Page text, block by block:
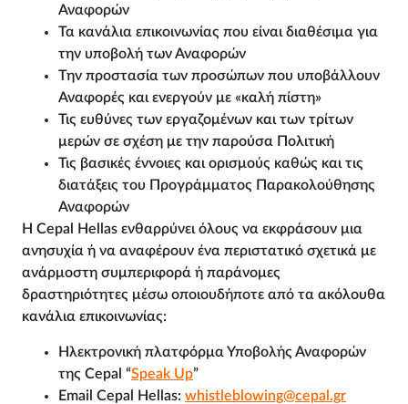
Αναφορών
Τα κανάλια επικοινωνίας που είναι διαθέσιμα για
την υποβολή των Αναφορών
Την προστασία των προσώπων που υποβάλλουν
Αναφορές και ενεργούν με «καλή πίστη»
Τις ευθύνες των εργαζομένων και των τρίτων
μερών σε σχέση με την παρούσα Πολιτική
Τις βασικές έννοιες και ορισμούς καθώς και τις
διατάξεις του Προγράμματος Παρακολούθησης
Αναφορών
Η Cepal Hellas ενθαρρύνει όλους να εκφράσουν μια
ανησυχία ή να αναφέρουν ένα περιστατικό σχετικά με
ανάρμοστη συμπεριφορά ή παράνομες
δραστηριότητες μέσω οποιουδήποτε από τα ακόλουθα
κανάλια επικοινωνίας:
Ηλεκτρονική πλατφόρμα Υποβολής Αναφορών
της Cepal “Speak Up”
Email Cepal Hellas: whistleblowing@cepal.gr